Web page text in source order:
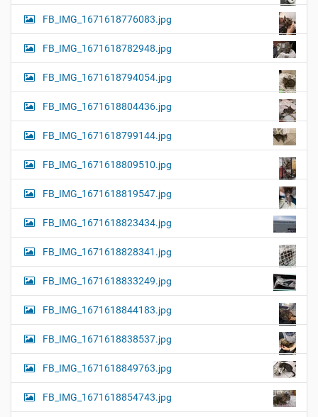
FB_IMG_1671618776083.jpg
FB_IMG_1671618782948.jpg
FB_IMG_1671618794054.jpg
FB_IMG_1671618804436.jpg
FB_IMG_1671618799144.jpg
FB_IMG_1671618809510.jpg
FB_IMG_1671618819547.jpg
FB_IMG_1671618823434.jpg
FB_IMG_1671618828341.jpg
FB_IMG_1671618833249.jpg
FB_IMG_1671618844183.jpg
FB_IMG_1671618838537.jpg
FB_IMG_1671618849763.jpg
FB_IMG_1671618854743.jpg